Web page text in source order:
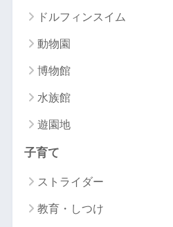
ドルフィンスイム
動物園
博物館
水族館
遊園地
子育て
ストライダー
教育・しつけ